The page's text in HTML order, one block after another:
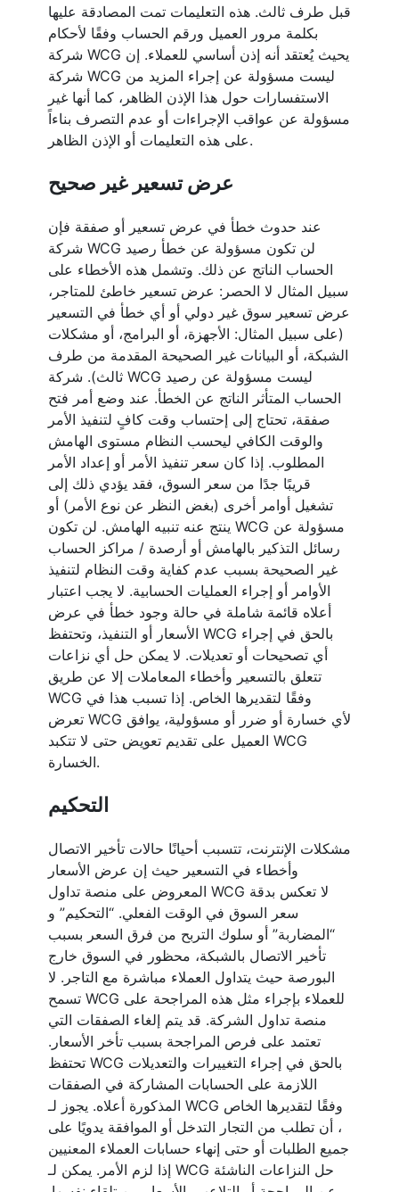
قبل طرف ثالث. هذه التعليمات تمت المصادقة عليها
بكلمة مرور العميل ورقم الحساب وفقًا لأحكام
شركة WCG يحيث يُعتقد أنه إذن أساسي للعملاء. إن
شركة WCG ليست مسؤولة عن إجراء المزيد من
الاستفسارات حول هذا الإذن الظاهر، كما أنها غير
مسؤولة عن عواقب الإجراءات أو عدم التصرف بناءاً
على هذه التعليمات أو الإذن الظاهر.
عرض تسعير غير صحيح
عند حدوث خطأ في عرض تسعير أو صفقة فإن
شركة WCG لن تكون مسؤولة عن خطأ رصيد
الحساب الناتج عن ذلك. وتشمل هذه الأخطاء على
سبيل المثال لا الحصر: عرض تسعير خاطئ للمتاجر،
عرض تسعير سوق غير دولي أو أي خطأ في التسعير
(على سبيل المثال: الأجهزة، أو البرامج، أو مشكلات
الشبكة، أو البيانات غير الصحيحة المقدمة من طرف
ثالث). شركة WCG ليست مسؤولة عن رصيد
الحساب المتأثر الناتج عن الخطأ. عند وضع أمر فتح
صفقة، تحتاج إلى إحتساب وقت كافٍ لتنفيذ الأمر
والوقت الكافي ليحسب النظام مستوى الهامش
المطلوب. إذا كان سعر تنفيذ الأمر أو إعداد الأمر
قريبًا جدًا من سعر السوق، فقد يؤدي ذلك إلى
تشغيل أوامر أخرى (بغض النظر عن نوع الأمر) أو
ينتج عنه تنبيه الهامش. لن تكون WCG مسؤولة عن
رسائل التذكير بالهامش أو أرصدة / مراكز الحساب
غير الصحيحة بسبب عدم كفاية وقت النظام لتنفيذ
الأوامر أو إجراء العمليات الحسابية. لا يجب اعتبار
أعلاه قائمة شاملة في حالة وجود خطأ في عرض
الأسعار أو التنفيذ، وتحتفظ WCG بالحق في إجراء
أي تصحيحات أو تعديلات. لا يمكن حل أي نزاعات
تتعلق بالتسعير وأخطاء المعاملات إلا عن طريق
WCG وفقًا لتقديرها الخاص. إذا تسبب هذا في
تعرض WCG لأي خسارة أو ضرر أو مسؤولية، يوافق
العميل على تقديم تعويض حتى لا تتكبد WCG
الخسارة.
التحكيم
مشكلات الإنترنت، تتسبب أحيانًا حالات تأخير الاتصال
وأخطاء في التسعير حيث إن عرض الأسعار
المعروض على منصة تداول WCG لا تعكس بدقة
سعر السوق في الوقت الفعلي. “التحكيم” و
“المضاربة” أو سلوك التربح من فرق السعر بسبب
تأخير الاتصال بالشبكة، محظور في السوق خارج
البورصة حيث يتداول العملاء مباشرة مع التاجر. لا
تسمح WCG للعملاء بإجراء مثل هذه المراجحة على
منصة تداول الشركة. قد يتم إلغاء الصفقات التي
تعتمد على فرص المراجحة بسبب تأخر الأسعار.
تحتفظ WCG بالحق في إجراء التغييرات والتعديلات
اللازمة على الحسابات المشاركة في الصفقات
المذكورة أعلاه. يجوز لـ WCG وفقًا لتقديرها الخاص
، أن تطلب من التجار التدخل أو الموافقة يدويًا على
جميع الطلبات أو حتى إنهاء حسابات العملاء المعنيين
إذا لزم الأمر. يمكن لـ WCG حل النزاعات الناشئة